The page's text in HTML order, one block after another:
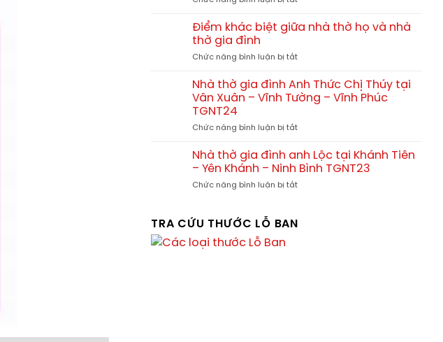
hướng
kế
tam
tại
Yên
Phú
trình
nhà
kết
hợp
tại
Ba
Đồn
Quảng
Điểm khác biệt giữa nhà thờ họ và nhà
thờ gia đình
Chức năng bình luận bị tắtở
khác
biệt
giữa
thờ
và
nhà
gia
Nhà thờ gia đình Anh Thức Chị Thúy tại
Vân Xuân – Vĩnh Tường – Vĩnh Phúc
TGNT24
Chức năng bình luận bị tắtở
thờ
gia
đình
Anh
Thúy
Nhà thờ gia đình anh Lộc tại Khánh Tiên
– Yên Khánh – Ninh Bình TGNT23
Chức năng bình luận bị tắtở
gia
TRA CỨU THƯỚC LỖ BAN